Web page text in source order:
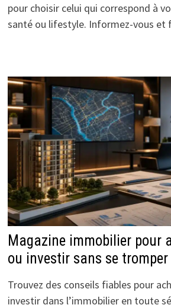
pour choisir celui qui correspond à
santé ou lifestyle. Informez-vous et
Magazine immobilier pour
ou investir sans se tromper
Trouvez des conseils fiables pour
investir dans l’immobilier en toute